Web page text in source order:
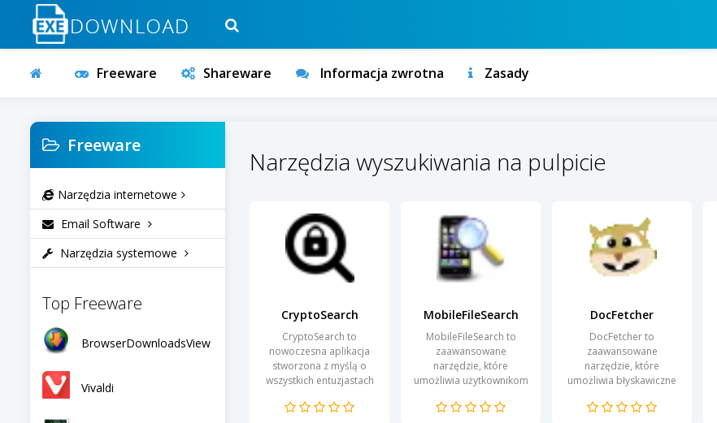
Freeware Shareware Informacja zwrotna Zasady
Freeware
Narzędzia internetowe
Email Software
Narzędzia systemowe
Top Freeware
BrowserDownloadsView
Vivaldi
Narzędzia wyszukiwania na pulpicie
CryptoSearch
CryptoSearch to
nowoczesna aplikacja
stworzona z myślą o
wszystkich entuzjastach
jest ułatwienie
MobileFileSearch
MobileFileSearch to
zaawansowane
narzędzie, które
umożliwia użytkownikom
przeszukiwanie
DocFetcher
DocFetcher to
zaawansowane
narzędzie, które
umożliwia błyskawiczne
dokumentów na